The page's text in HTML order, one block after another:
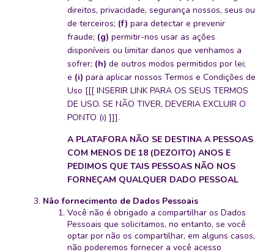
direitos, privacidade, segurança nossos, seus ou
de terceiros; (f) para detectar e prevenir
fraude; (g) permitir-nos usar as ações
disponíveis ou limitar danos que venhamos a
sofrer; (h) de outros modos permitidos por lei;
e (i) para aplicar nossos Termos e Condições de
Uso [[[ INSERIR LINK PARA OS SEUS TERMOS
DE USO. SE NÃO TIVER, DEVERIA EXCLUIR O
PONTO (i) ]]].
A PLATAFORA NÃO SE DESTINA A PESSOAS
COM MENOS DE 18 (DEZOITO) ANOS E
PEDIMOS QUE TAIS PESSOAS NÃO NOS
FORNEÇAM QUALQUER DADO PESSOAL
Não fornecimento de Dados Pessoais
Você não é obrigado a compartilhar os Dados
Pessoais que solicitamos, no entanto, se você
optar por não os compartilhar, em alguns casos,
não poderemos fornecer a você acesso